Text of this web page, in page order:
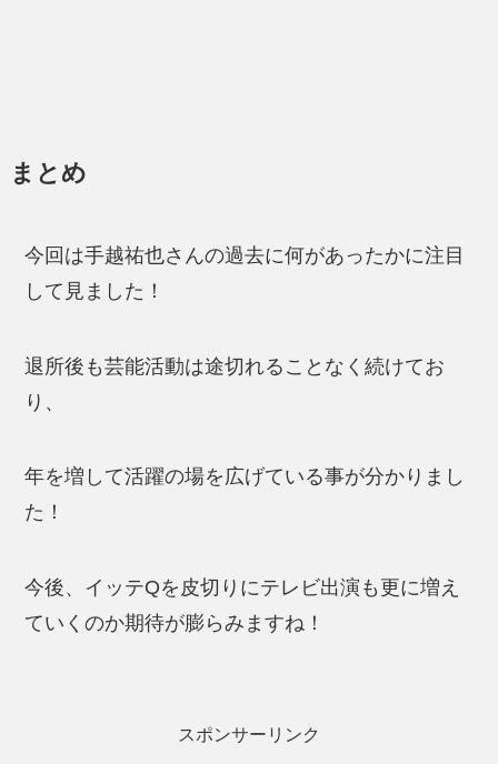
まとめ
今回は手越祐也さんの過去に何があったかに注目
して見ました！
退所後も芸能活動は途切れることなく続けてお
り、
年を増して活躍の場を広げている事が分かりまし
た！
今後、イッテQを皮切りにテレビ出演も更に増え
ていくのか期待が膨らみますね！
スポンサーリンク